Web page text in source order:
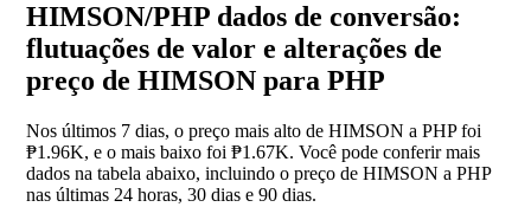
HIMSON/PHP dados de conversão:
flutuações de valor e alterações de
preço de HIMSON para PHP
Nos últimos 7 dias, o preço mais alto de HIMSON a PHP foi
₱1.96K, e o mais baixo foi ₱1.67K. Você pode conferir mais
dados na tabela abaixo, incluindo o preço de HIMSON a PHP
nas últimas 24 horas, 30 dias e 90 dias.